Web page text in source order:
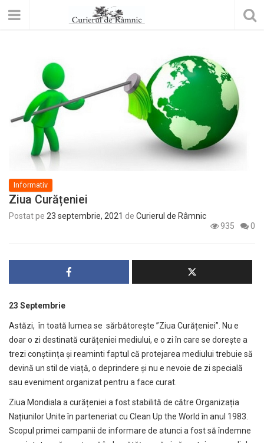
Informativ
Ziua Curățeniei
Postat pe 23 septembrie, 2021 de Curierul de Râmnic
935
0
23 Septembrie
Astăzi, în toată lumea se sărbătorește ”Ziua Curățeniei”. Nu e
doar o zi destinată curățeniei mediului, e o zi în care se dorește a
trezi conștiința și reaminti faptul că protejarea mediului trebuie să
devină un stil de viață, o deprindere și nu e nevoie de zi specială
sau eveniment organizat pentru a face curat.
Ziua Mondiala a curățeniei a fost stabilită de către Organizația
Națiunilor Unite în parteneriat cu Clean Up the World în anul 1983.
Scopul primei campanii de informare de atunci a fost să îndemne